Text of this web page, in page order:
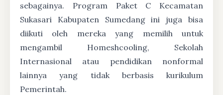
sebagainya. Program Paket C Kecamatan
Sukasari Kabupaten Sumedang ini juga bisa
diikuti oleh mereka yang memilih untuk
mengambil Homeshcooling, Sekolah
Internasional atau pendidikan nonformal
lainnya yang tidak berbasis kurikulum
Pemerintah.